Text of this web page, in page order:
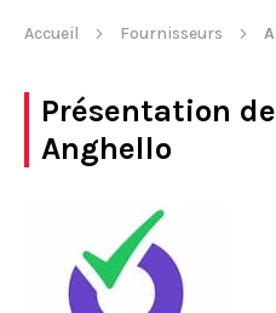
Accueil Fournisseurs
Présentation
Anghello